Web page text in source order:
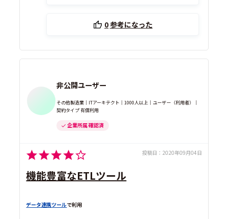
0参考になった
非公開ユーザー
その他製造業｜ITアーキテクト｜1000人以上｜ユーザー（利用者）｜
契約タイプ 有償利用
企業所属 確認済
投稿日： 2020年09月04日
機能豊富なETLツール
データ連携ツールで利用